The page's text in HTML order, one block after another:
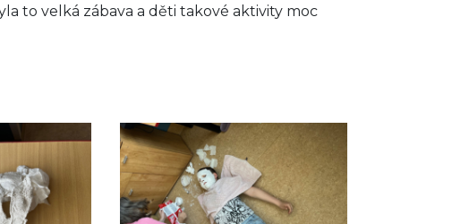
to velká zábava a děti takové aktivity moc